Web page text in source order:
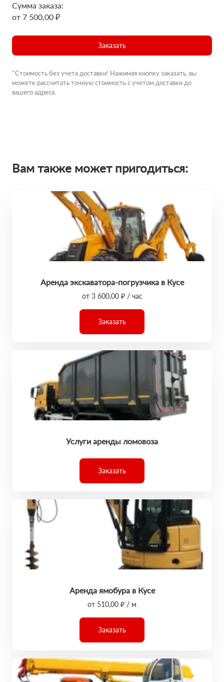
Сумма заказа:
от 7 500,00 ₽
Заказать
*Стоимость без учета доставки! Нажимая кнопку заказать, вы
можете рассчитать точную стоимость с учетом доставки до
вашего адреса.
Вам также может пригодиться:
Аренда экскаватора-погрузчика в Кусе
от 3 600,00 ₽ / час
Заказать
Услуги аренды ломовоза
Заказать
Аренда ямобура в Кусе
от 510,00 ₽ / м
Заказать